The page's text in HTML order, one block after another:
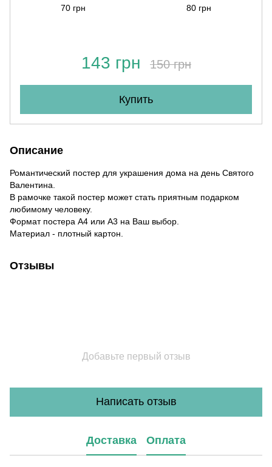
70 грн 80 грн
143 грн 150 грн
Купить
Описание
Романтический постер для украшения дома на день Святого
Валентина.
В рамочке такой постер может стать приятным подарком
любимому человеку.
Формат постера А4 или А3 на Ваш выбор.
Материал - плотный картон.
Отзывы
Добавьте первый отзыв
Написать отзыв
Доставка Оплата